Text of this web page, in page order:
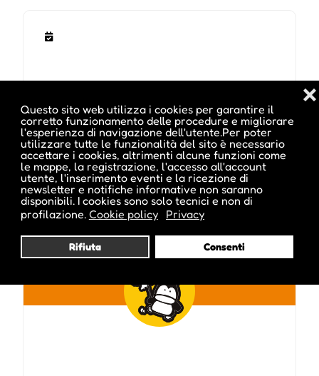
Questo sito web utilizza i cookies per garantire il
corretto funzionamento delle procedure e migliorare
l'esperienza di navigazione dell'utente.Per poter
utilizzare tutte le funzionalità del sito è necessario
accettare i cookies, altrimenti alcune funzioni come
le mappe, la registrazione, l'accesso all'account
utente, l'inserimento eventi e la ricezione di
newsletter e notifiche informative non saranno
disponibili. I cookies sono solo tecnici e non di
profilazione. Cookie policy Privacy
Rifiuta Consenti
❌
Pubblicato da :